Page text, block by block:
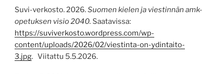
Suvi-verkosto. 2026.Suomen kielen ja viestinnän amk-
opetuksen visio 2040. Saatavissa:
https://suviverkosto.wordpress.com/wp-
content/uploads/2026/02/viestinta-on-ydintaito-
3.jpg. Viitattu 5.5.2026.